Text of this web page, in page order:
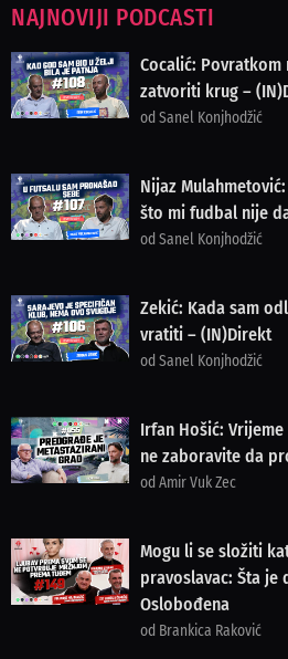
NAJNOVIJI PODCASTI
Cocalić: Povratkom
zatvoriti krug –
od Sanel Konjhodžić
Nijaz
što mi fudbal nije
od Sanel Konjhodžić
Zekić: Kada sam
vratiti – (IN)Direkt
od Sanel Konjhodžić
Irfan Hošić:
ne zaboravite da
od Amir Vuk Zec
Mogu li se složiti
pravoslavac: Šta je
Oslobođena
od Brankica Raković